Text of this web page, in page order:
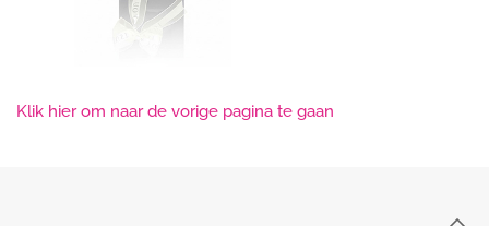
Klik hier om naar de vorige pagina te gaan